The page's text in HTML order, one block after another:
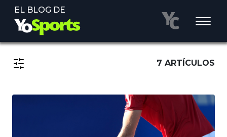
EL BLOG DE
7 ARTÍCULOS